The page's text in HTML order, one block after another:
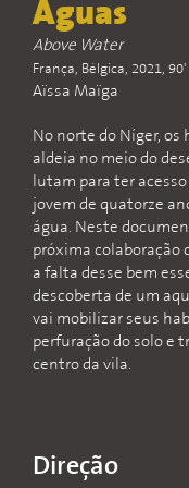
Águas
Above Water
França, Bélgica, 2021, 90'
Aïssa Maïga
No norte do Níger,
aldeia no meio do
lutam para ter acesso
jovem de quatorze
água. Neste
próxima colaboração
a falta desse bem
descoberta de um
vai mobilizar seus
perfuração do solo e
centro da vila.
Direção